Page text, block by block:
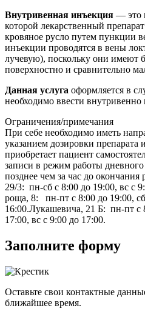
Внутривенная инъекция — это
которой лекарственный
кровяное русло путем пункции
инъекции проводятся в вены
лучевую), поскольку они имеют
поверхностно и сравнительно
Данная услуга оформляется в
необходимо ввести внутривенно
Ограничения/примечания
При себе необходимо иметь
указанием дозировки препарата
приобретает пациент
записи в режим работы
позднее чем за час до окончания
29/3: пн-сб с 8:00 до 19:00, вс с
роща, 8: пн-пт с 8:00 до 19:00,
16:00.Лукашевича, 21 Б: пн-пт с
17:00, вс с 9:00 до 17:00.
Заполните форму
Оставьте свои контактные
ближайшее время.